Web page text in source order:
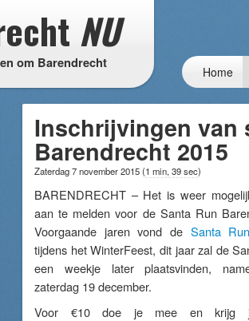
NU
om Barendrecht
Home
Inschrijvingen van
Barendrecht 2015
Zaterdag 7 november 2015(1 min, 39 sec)
BARENDRECHT – Het is weer
aan te melden voor de Santa Run
Voorgaande jaren vond de Santa Run
tijdens het WinterFeest, dit jaar zal de
een weekje later plaatsvinden,
zaterdag 19 december.
Voor €10 doe je mee en krijg